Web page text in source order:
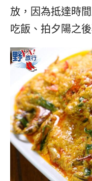
放，因為抵達時
吃飯、拍夕陽之